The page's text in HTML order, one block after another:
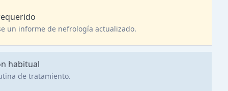
un informe de nefrología actualizado.
habitual
de tratamiento.